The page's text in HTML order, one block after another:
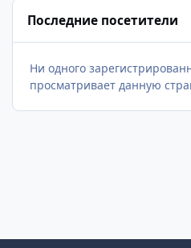
Последние посетители
Ни одного
просматривает данную